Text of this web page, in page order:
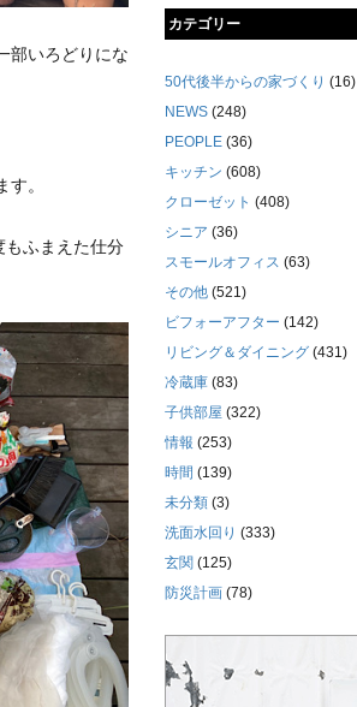
部いろどりにな
。
もふまえた仕分
カテゴリー
50代後半からの家づくり (16)
NEWS (248)
PEOPLE (36)
キッチン (608)
クローゼット (408)
シニア (36)
スモールオフィス (63)
その他 (521)
ビフォーアフター (142)
リビング＆ダイニング (431)
冷蔵庫 (83)
子供部屋 (322)
情報 (253)
時間 (139)
未分類 (3)
洗面水回り (333)
玄関 (125)
防災計画 (78)